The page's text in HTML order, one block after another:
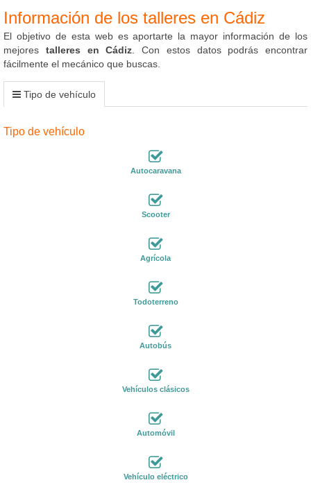
Información de los talleres en Cádiz
El objetivo de esta web es aportarte la mayor información de los
mejores talleres en Cádiz . Con estos datos podrás encontrar
fácilmente el mecánico que buscas.
Tipo de vehículo
Tipo de vehículo
Autocaravana
Scooter
Agrícola
Todoterreno
Autobús
Vehículos clásicos
Automóvil
Vehículo eléctrico